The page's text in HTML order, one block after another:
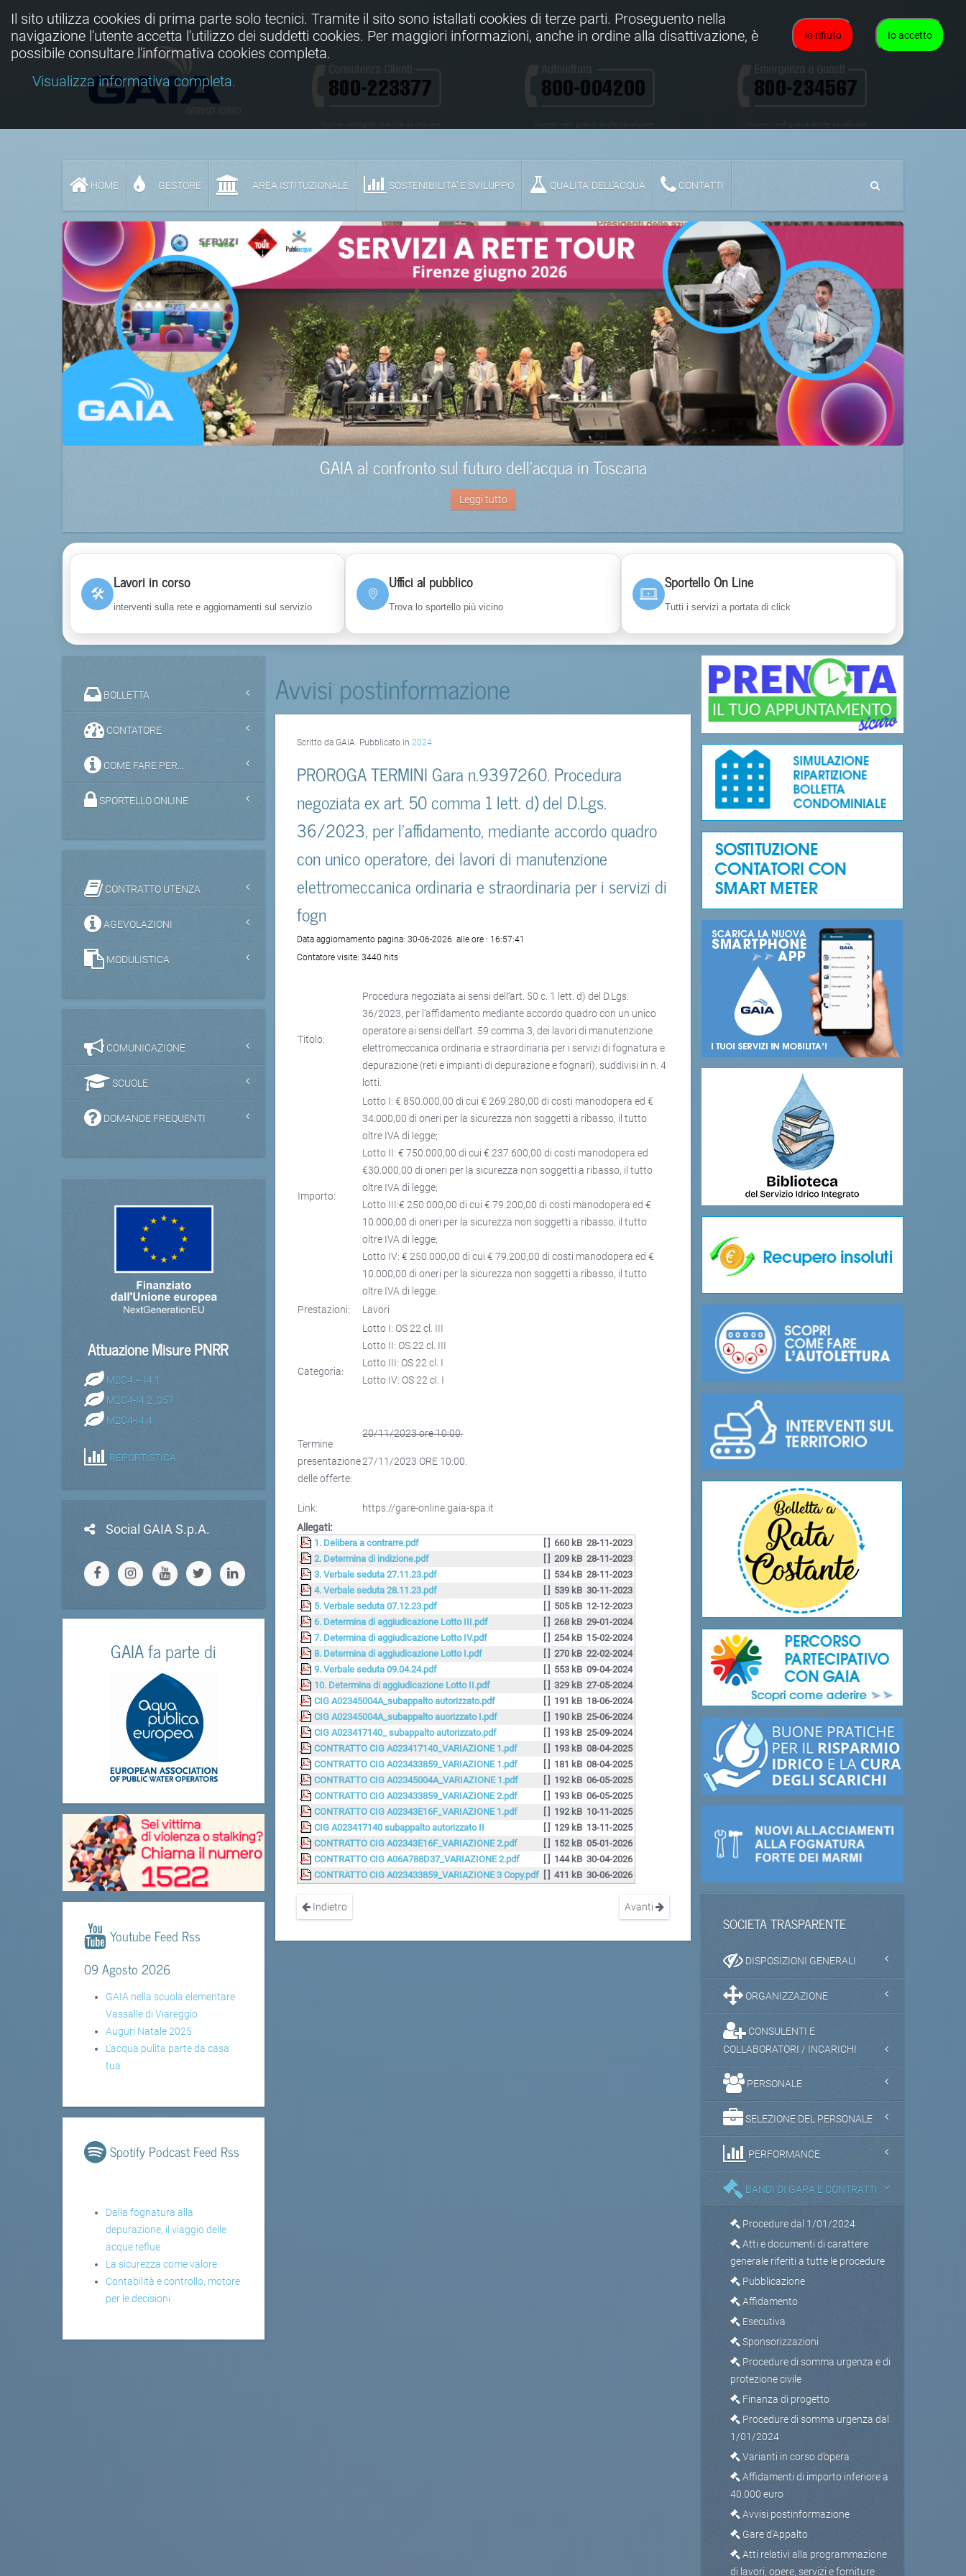
HOME GESTORE AREA ISTITUZIONALE SOSTENIBILITA' E SVILUPPO QUALITA’ DELL’ACQUA CONTATTI
GAIA al confronto sul futuro dell’acqua in Toscana
Leggi tutto
🛠
Lavori in corso
interventi sulla rete e aggiornamenti sul servizio
Uffici al pubblico
Trova lo sportello più vicino
Sportello On Line
Tutti i servizi a portata di click
Avvisi postinformazione
Scritto da GAIA. Pubblicato in2024
PROROGA TERMINI Gara n.9397260. Procedura
negoziata ex art. 50 comma 1 lett. d) del D.Lgs.
36/2023, per l'affidamento, mediante accordo quadro
con unico operatore, dei lavori di manutenzione
elettromeccanica ordinaria e straordinaria per i servizi di
fogn
Data aggiornamento pagina:30-06-2026 alle ore : 16:57:41
Contatore visite:3440 hits
Titolo:
Procedura negoziata ai sensi dell’art. 50 c. 1 lett. d) del D.Lgs.
36/2023, per l’affidamento mediante accordo quadro con un unico
operatore ai sensi dell’art. 59 comma 3, dei lavori di manutenzione
elettromeccanica ordinaria e straordinaria per i servizi di fognatura e
depurazione (reti e impianti di depurazione e fognari), suddivisi in n. 4
lotti.
Importo:
Lotto I: € 850.000,00 di cui € 269.280,00 di costi manodopera ed €
34.000,00 di oneri per la sicurezza non soggetti a ribasso, il tutto
oltre IVA di legge;
Lotto II: € 750.000,00 di cui € 237.600,00 di costi manodopera ed
€30.000,00 di oneri per la sicurezza non soggetti a ribasso, il tutto
oltre IVA di legge;
Lotto III:€ 250.000,00 di cui € 79.200,00 di costi manodopera ed €
10.000,00 di oneri per la sicurezza non soggetti a ribasso, il tutto
oltre IVA di legge;
Lotto IV: € 250.000,00 di cui € 79.200,00 di costi manodopera ed €
10.000,00 di oneri per la sicurezza non soggetti a ribasso, il tutto
oltre IVA di legge.
Prestazioni:
Lavori
Categoria:
Lotto I: OS 22 cl. III
Lotto II: OS 22 cl. III
Lotto III: OS 22 cl. I
Lotto IV: OS 22 cl. I
Termine
presentazione
delle offerte:
20/11/2023 ore 10:00.
27/11/2023 ORE 10:00.
Link:
https://gare-online.gaia-spa.it
Allegati:
1. Delibera a contrarre.pdf [ ] 660 kB 28-11-2023
2. Determina di indizione.pdf
[ ] 209 kB 28-11-2023
3. Verbale seduta 27.11.23.pdf
[ ] 534 kB 28-11-2023
4. Verbale seduta 28.11.23.pdf
[ ] 539 kB 30-11-2023
5. Verbale seduta 07.12.23.pdf
[ ] 505 kB 12-12-2023
6. Determina di aggiudicazione Lotto III.pdf
[ ] 268 kB 29-01-2024
7. Determina di aggiudicazione Lotto IV.pdf
[ ] 254 kB 15-02-2024
8. Determina di aggiudicazione Lotto I.pdf
[ ] 270 kB 22-02-2024
9. Verbale seduta 09.04.24.pdf
[ ] 553 kB 09-04-2024
10. Determina di aggiudicazione Lotto II.pdf
[ ] 329 kB 27-05-2024
CIG A02345004A_subappalto autorizzato.pdf
[ ] 191 kB 18-06-2024
CIG A02345004A_subappalto auorizzato I.pdf
[ ] 190 kB 25-06-2024
CIG A023417140_ subappalto autorizzato.pdf
[ ] 193 kB 25-09-2024
CONTRATTO CIG A023417140_VARIAZIONE 1.pdf
[ ] 193 kB 08-04-2025
CONTRATTO CIG A023433859_VARIAZIONE 1.pdf
[ ] 181 kB 08-04-2025
CONTRATTO CIG A02345004A_VARIAZIONE 1.pdf
[ ] 192 kB 06-05-2025
CONTRATTO CIG A023433859_VARIAZIONE 2.pdf
[ ] 193 kB 06-05-2025
CONTRATTO CIG A02343E16F_VARIAZIONE 1.pdf
[ ] 192 kB 10-11-2025
CIG A023417140 subappalto autorizzato II
[ ] 129 kB 13-11-2025
CONTRATTO CIG A02343E16F_VARIAZIONE 2.pdf
[ ] 152 kB 05-01-2026
CONTRATTO CIG A06A788D37_VARIAZIONE 2.pdf
[ ] 144 kB 30-04-2026
CONTRATTO CIG A023433859_VARIAZIONE 3 Copy.pdf [ ] 411 kB 30-06-2026
Indietro Avanti
BOLLETTA
CONTATORE
COME FARE PER...
SPORTELLO ONLINE
CONTRATTO UTENZA
AGEVOLAZIONI
MODULISTICA
COMUNICAZIONE
SCUOLE
DOMANDE FREQUENTI
Attuazione Misure PNRR
M2C4 – I4.1
M2C4-I4.2_057
M2C4-I4.4
REPORTISTICA
Social GAIA S.p.A.
GAIA fa parte di
Youtube Feed Rss
09 Agosto 2026
GAIA nella scuola elementare
Vassalle di Viareggio
Auguri Natale 2025
L'acqua pulita parte da casa
tua
Spotify Podcast Feed Rss
Dalla fognatura alla
depurazione, il viaggio delle
acque reflue
La sicurezza come valore
Contabilità e controllo, motore
per le decisioni
SOCIETA TRASPARENTE
DISPOSIZIONI GENERALI
ORGANIZZAZIONE
CONSULENTI E
COLLABORATORI / INCARICHI
PERSONALE
SELEZIONE DEL PERSONALE
PERFORMANCE
BANDI DI GARA E CONTRATTI
Procedure dal 1/01/2024
Atti e documenti di carattere
generale riferiti a tutte le procedure
Pubblicazione
Affidamento
Esecutiva
Sponsorizzazioni
Procedure di somma urgenza e di
protezione civile
Finanza di progetto
Procedure di somma urgenza dal
1/01/2024
Varianti in corso d’opera
Affidamenti di importo inferiore a
40.000 euro
Avvisi postinformazione
Gare d'Appalto
Atti relativi alla programmazione
di lavori, opere, servizi e forniture
Io accetto
Io rifiuto
Il sito utilizza cookies di prima parte solo tecnici. Tramite il sito sono istallati cookies di terze parti. Proseguento nella
navigazione l'utente accetta l'utilizzo dei suddetti cookies. Per maggiori informazioni, anche in ordine alla disattivazione, è
possibile consultare l'informativa cookies completa.
Visualizza informativa completa.